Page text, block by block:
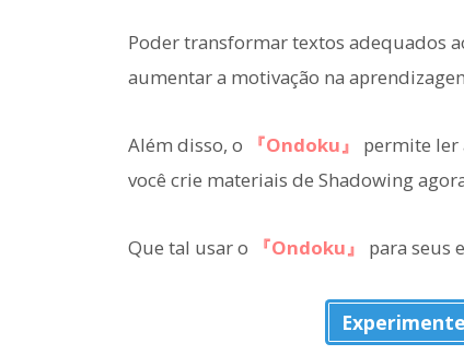
Poder transformar textos adequados
aumentar a motivação na
Além disso, o 『Ondoku』 permite ler
você crie materiais de Shadowing
Que tal usar o 『Ondoku』 para seus